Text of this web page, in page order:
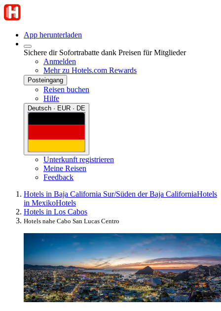
App herunterladen
Sichere dir Sofortrabatte dank Preisen für Mitglieder
Anmelden
Mehr zu Hotels.com Rewards
Posteingang
Reisen buchen
Hilfe
Deutsch · EUR · DE
Unterkunft registrieren
Meine Reisen
Feedback
Hotels in Baja California Sur/Süden der Baja CaliforniaHotels
in MexikoHotels
Hotels in Los Cabos
Hotels nahe Cabo San Lucas Centro